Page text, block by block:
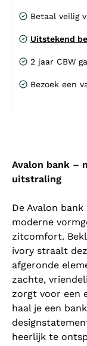
Betaal veilig
Uitstekend
2 jaar CBW
Bezoek een
Avalon bank –
uitstraling
De Avalon
moderne
zitcomfort.
ivory straalt
afgeronde
zachte,
zorgt voor een
haal je een
heerlijk te